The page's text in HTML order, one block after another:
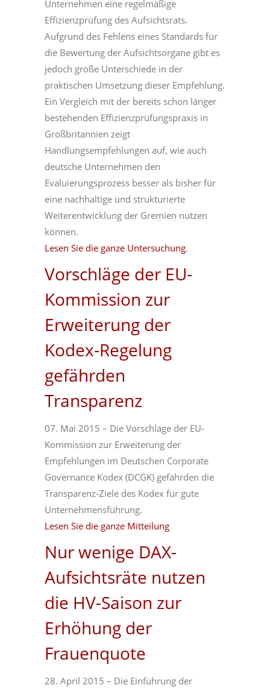
Unternehmen eine regelmäßige
Effizienzprüfung des Aufsichtsrats.
Aufgrund des Fehlens eines Standards für
die Bewertung der Aufsichtsorgane gibt es
jedoch große Unterschiede in der
praktischen Umsetzung dieser Empfehlung.
Ein Vergleich mit der bereits schon länger
bestehenden Effizienzprüfungspraxis in
Großbritannien zeigt
Handlungsempfehlungen auf, wie auch
deutsche Unternehmen den
Evaluierungsprozess besser als bisher für
eine nachhaltige und strukturierte
Weiterentwicklung der Gremien nutzen
können.
Lesen Sie die ganze Untersuchung.
Vorschläge der EU-
Kommission zur
Erweiterung der
Kodex-Regelung
gefährden
Transparenz
07. Mai 2015 – Die Vorschläge der EU-
Kommission zur Erweiterung der
Empfehlungen im Deutschen Corporate
Governance Kodex (DCGK) gefährden die
Transparenz-Ziele des Kodex für gute
Unternehmensführung.
Lesen Sie die ganze Mitteilung
Nur wenige DAX-
Aufsichtsräte nutzen
die HV-Saison zur
Erhöhung der
Frauenquote
28. April 2015 – Die Einführung der